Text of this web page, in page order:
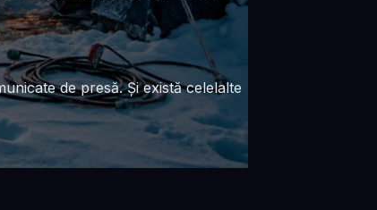
de presă. Și există celelalte